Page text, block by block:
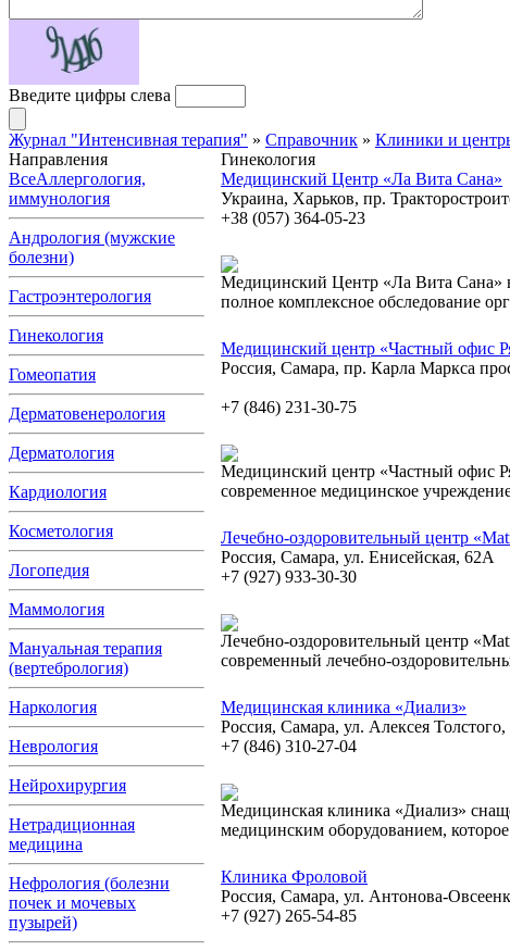
Введите цифры слева
Журнал "Интенсивная терапия" » Справочник » Клиники и
Направления
ВсеАллергология,
иммунология
Андрология (мужские
болезни)
Гастроэнтерология
Гинекология
Гомеопатия
Дерматовенерология
Дерматология
Кардиология
Косметология
Логопедия
Маммология
Мануальная терапия
(вертебрология)
Наркология
Неврология
Нейрохирургия
Нетрадиционная
медицина
Нефрология (болезни
почек и мочевых
пузырей)
Гинекология
Медицинский Центр «Ла Вита Сана»
Украина, Харьков, пр.
+38 (057) 364-05-23
Медицинский Центр «Ла Вита Сана»
полное комплексное обследование
Медицинский центр «Частный офис
Россия, Самара, пр. Карла Маркса
+7 (846) 231-30-75
Медицинский центр «Частный офис
современное медицинское
Лечебно-оздоровительный центр
Россия, Самара, ул. Енисейская, 62А
+7 (927) 933-30-30
Лечебно-оздоровительный центр
современный лечебно-
Медицинская клиника «Диализ»
Россия, Самара, ул. Алексея Толстого,
+7 (846) 310-27-04
Медицинская клиника «Диализ»
медицинским оборудованием, которое
Клиника Фроловой
Россия, Самара, ул. Антонова-
+7 (927) 265-54-85